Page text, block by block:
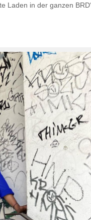
Laden in der ganzen